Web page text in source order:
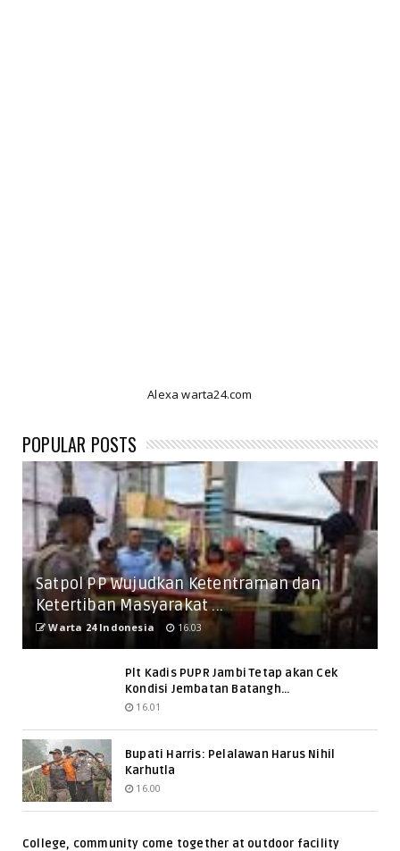
Alexa warta24.com
POPULAR POSTS
Satpol PP Wujudkan Ketentraman dan
Ketertiban Masyarakat ...
Warta 24 Indonesia 16.03
Plt Kadis PUPR Jambi Tetap akan Cek
Kondisi Jembatan Batangh...
16.01
Bupati Harris: Pelalawan Harus Nihil
Karhutla
16.00
College, community come together at outdoor facility